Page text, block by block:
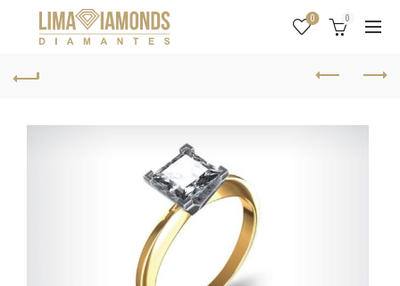
0 0